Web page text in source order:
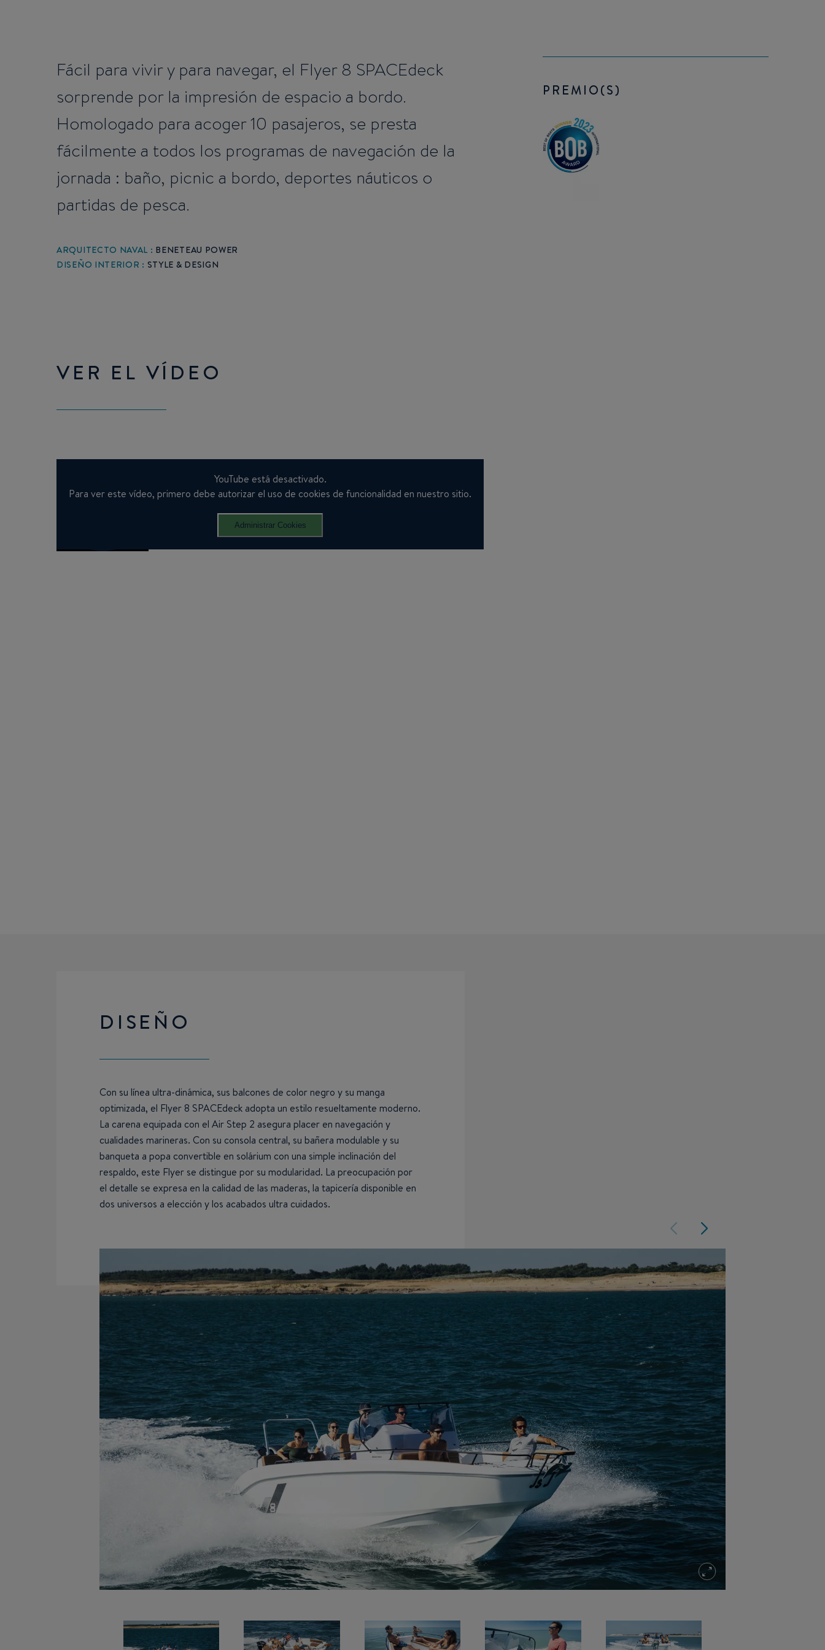
Fácil para vivir y para navegar, el Flyer 8 SPACEdeck
sorprende por la impresión de espacio a bordo.
Homologado para acoger 10 pasajeros, se presta
fácilmente a todos los programas de navegación de la
jornada : baño, picnic a bordo, deportes náuticos o
partidas de pesca.
ARQUITECTO NAVAL : BENETEAU POWER
DISEÑO INTERIOR : STYLE & DESIGN
PREMIO(S)
VER EL VÍDEO
YouTube está desactivado.
Para ver este vídeo, primero debe autorizar el uso de cookies de funcionalidad en nuestro sitio.
Administrar Cookies
DISEÑO
Con su línea ultra-dinámica, sus balcones de color negro y su manga
optimizada, el Flyer 8 SPACEdeck adopta un estilo resueltamente moderno.
La carena equipada con el Air Step 2 asegura placer en navegación y
cualidades marineras. Con su consola central, su bañera modulable y su
banqueta a popa convertible en solárium con una simple inclinación del
respaldo, este Flyer se distingue por su modularidad. La preocupación por
el detalle se expresa en la calidad de las maderas, la tapicería disponible en
dos universos a elección y los acabados ultra cuidados.